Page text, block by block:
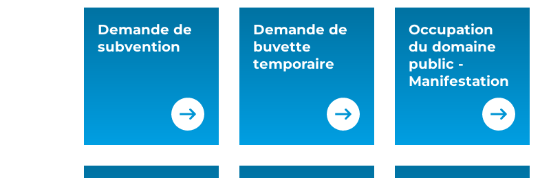
Demande de
subvention
Demande de
buvette
temporaire
Occupation
du domaine
public -
Manifestation